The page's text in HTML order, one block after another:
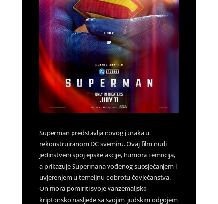
Superman predstavlja novog junaka u
rekonstruiranom DC svemiru. Ovaj film nudi
jedinstveni spoj epske akcije, humora i emocija,
a prikazuje Supermana vođenog suosjećanjem i
uvjerenjem u temeljnu dobrotu čovječanstva.
On mora pomiriti svoje vanzemaljsko
kriptonsko nasljeđe sa svojim ljudskim odgojem